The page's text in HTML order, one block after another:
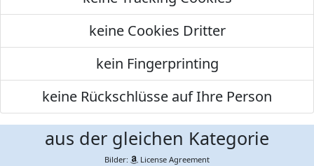
keine Cookies Dritter
kein Fingerprinting
keine Rückschlüsse auf Ihre Person
aus der gleichen Kategorie
Bilder: License Agreement